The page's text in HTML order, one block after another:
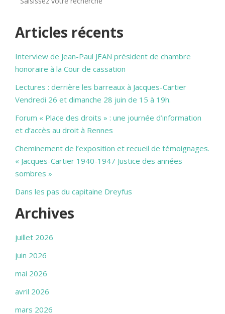
Articles récents
Interview de Jean-Paul JEAN président de chambre
honoraire à la Cour de cassation
Lectures : derrière les barreaux à Jacques-Cartier
Vendredi 26 et dimanche 28 juin de 15 à 19h.
Forum « Place des droits » : une journée d’information
et d’accès au droit à Rennes
Cheminement de l’exposition et recueil de témoignages.
« Jacques-Cartier 1940-1947 Justice des années
sombres »
Dans les pas du capitaine Dreyfus
Archives
juillet 2026
juin 2026
mai 2026
avril 2026
mars 2026